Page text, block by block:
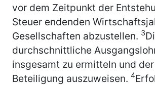
vor dem Zeitpunkt der
Steuer endenden
Gesellschaften abzustellen. 3
durchschnittliche
insgesamt zu ermitteln und
Beteiligung auszuweisen. 4